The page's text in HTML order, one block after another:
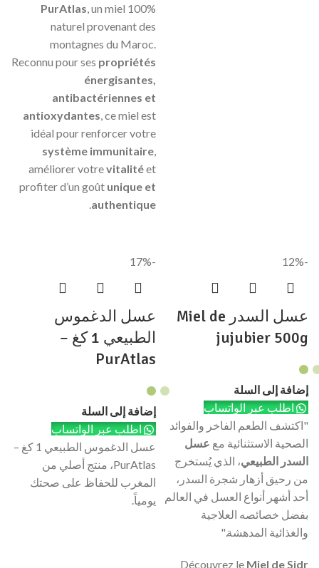
PurAtlas , un miel 100%
naturel provenant des
montagnes du Maroc.
Reconnu pour ses propriétés
énergisantes,
antibactériennes et
antioxydantes , ce miel est
idéal pour renforcer votre
système immunitaire
améliorer votrevitalitéet
profiter d’un goût unique et
authentique
-12%
عسل السدر Miel de
jujubier 500g
إضافة إلى السلة
اطلب عبر الواتساب
"اكتشف الطعم الفاخر والفوائد
الصحية الاستثنائية مع عسل
السدر الطبيعي، الذي يُستخرج
من رحيق أزهار شجرة السدر،
أحد أشهر أنواع العسل في العالم
بفضل خصائصه العلاجية
والغذائية المدهشة."
Découvrez le Miel de Sidr
-17%
عسل الدغموس
الطبيعي 1 كغ –
PurAtlas
إضافة إلى السلة
اطلب عبر الواتساب
عسل الدغموس الطبيعي 1 كغ –
PurAtlas، منتج أصلي من
المغرب للحفاظ على صحتك
يومياً.